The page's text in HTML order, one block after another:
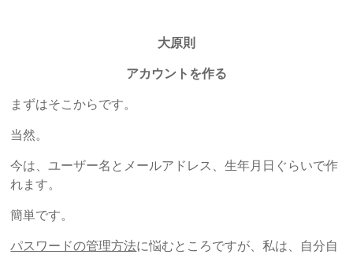
大原則
アカウントを作る
まずはそこからです。
当然。
今は、ユーザー名とメールアドレス、生年月日ぐらいで作
れます。
簡単です。
パスワードの管理方法に悩むところですが、私は、自分自